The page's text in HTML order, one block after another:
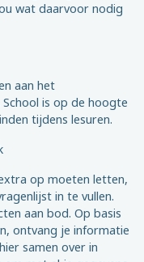
wat daarvoor nodig
aan het
is op de hoogte
tijdens lesuren.
op moeten letten,
in te vullen.
aan bod. Op basis
ontvang je informatie
samen over in